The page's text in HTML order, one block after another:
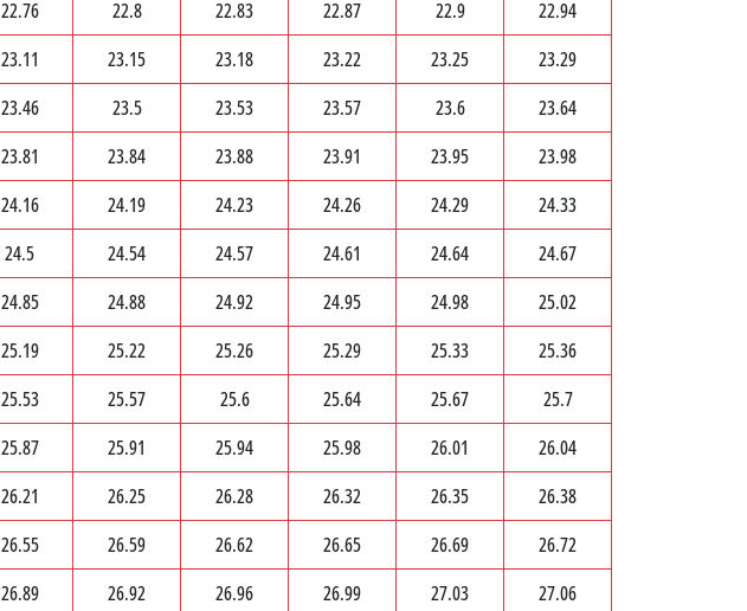
22.76 22.8 22.83 22.87 22.9
22.94
23.11 23.15 23.18 23.22 23.25
23.29
23.46 23.5 23.53 23.57 23.6
23.64
23.81 23.84 23.88 23.91 23.95
23.98
24.16 24.19 24.23 24.26 24.29
24.33
24.5 24.54 24.57 24.61 24.64
24.67
24.85 24.88 24.92 24.95 24.98
25.02
25.19 25.22 25.26 25.29 25.33
25.36
25.53 25.57 25.6 25.64 25.67
25.7
25.87 25.91 25.94 25.98 26.01
26.04
26.21 26.25 26.28 26.32 26.35
26.38
26.55 26.59 26.62 26.65 26.69
26.72
26.89 26.92 26.96 26.99 27.03 27.06